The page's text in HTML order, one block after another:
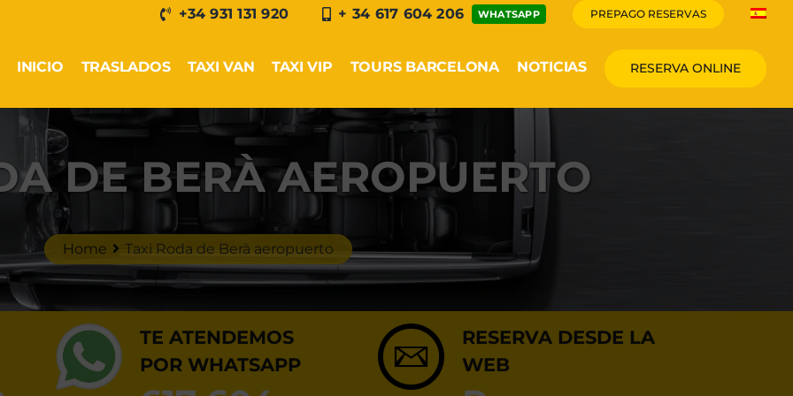
+34 931 131 920 + 34 617 604 206 WHATSAPP PREPAGO RESERVAS
INICIO TRASLADOS TAXI VAN TAXI VIP TOURS BARCELONA NOTICIAS RESERVA ONLINE
DE BERÀ AEROPUERTO
Home Taxi Roda de Berà aeropuerto
TE ATENDEMOS
POR WHATSAPP
RESERVA DESDE LA
WEB